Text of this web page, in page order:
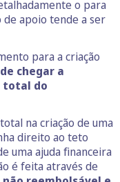
o para
de apoio tende a ser
para a criação
chegar a
total do
na criação de uma
direito ao teto
uma ajuda financeira
é feita através de